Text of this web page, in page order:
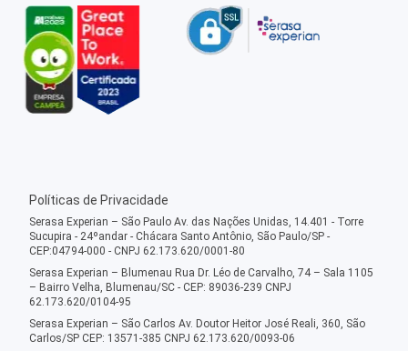
Políticas de Privacidade
Serasa Experian – São Paulo Av. das Nações Unidas, 14.401 - Torre
Sucupira - 24ºandar - Chácara Santo Antônio, São Paulo/SP -
CEP:04794-000 - CNPJ 62.173.620/0001-80
Serasa Experian – Blumenau Rua Dr. Léo de Carvalho, 74 – Sala 1105
– Bairro Velha, Blumenau/SC - CEP: 89036-239 CNPJ
62.173.620/0104-95
Serasa Experian – São Carlos Av. Doutor Heitor José Reali, 360, São
Carlos/SP CEP: 13571-385 CNPJ 62.173.620/0093-06